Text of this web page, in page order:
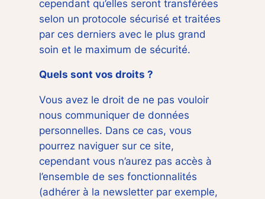
cependant qu’elles seront transférées
selon un protocole sécurisé et traitées
par ces derniers avec le plus grand
soin et le maximum de sécurité.
Quels sont vos droits ?
Vous avez le droit de ne pas vouloir
nous communiquer de données
personnelles. Dans ce cas, vous
pourrez naviguer sur ce site,
cependant vous n’aurez pas accès à
l’ensemble de ses fonctionnalités
(adhérer à la newsletter par exemple,